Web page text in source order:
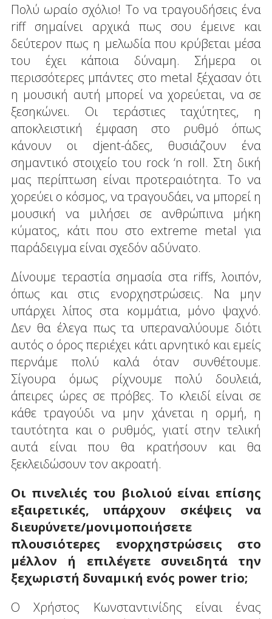
Πολύ ωραίο σχόλιο! Το να τραγουδήσεις ένα
riff σημαίνει αρχικά πως σου έμεινε και
δεύτερον πως η μελωδία που κρύβεται μέσα
του έχει κάποια δύναμη. Σήμερα οι
περισσότερες μπάντες στο metal ξέχασαν ότι
η μουσική αυτή μπορεί να χορεύεται, να σε
ξεσηκώνει. Οι τεράστιες ταχύτητες, η
αποκλειστική έμφαση στο ρυθμό όπως
κάνουν οι djent-άδες, θυσιάζουν ένα
σημαντικό στοιχείο του rock ‘n roll. Στη δική
μας περίπτωση είναι προτεραιότητα. Το να
χορεύει ο κόσμος, να τραγουδάει, να μπορεί η
μουσική να μιλήσει σε ανθρώπινα μήκη
κύματος, κάτι που στο extreme metal για
παράδειγμα είναι σχεδόν αδύνατο.
Δίνουμε τεραστία σημασία στα riffs, λοιπόν,
όπως και στις ενορχηστρώσεις. Να μην
υπάρχει λίπος στα κομμάτια, μόνο ψαχνό.
Δεν θα έλεγα πως τα υπεραναλύουμε διότι
αυτός ο όρος περιέχει κάτι αρνητικό και εμείς
περνάμε πολύ καλά όταν συνθέτουμε.
Σίγουρα όμως ρίχνουμε πολύ δουλειά,
άπειρες ώρες σε πρόβες. Το κλειδί είναι σε
κάθε τραγούδι να μην χάνεται η ορμή, η
ταυτότητα και ο ρυθμός, γιατί στην τελική
αυτά είναι που θα κρατήσουν και θα
ξεκλειδώσουν τον ακροατή.
Οι πινελιές του βιολιού είναι επίσης
εξαιρετικές, υπάρχουν σκέψεις να
διευρύνετε/μονιμοποιήσετε
πλουσιότερες ενορχηστρώσεις στο
μέλλον ή επιλέγετε συνειδητά την
ξεχωριστή δυναμική ενός power trio;
Ο Χρήστος Κωνσταντινίδης είναι ένας